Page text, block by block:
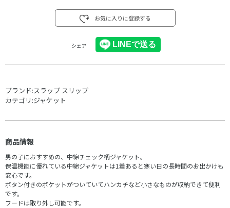
お気に入りに登録する
シェア
ブランド:スラップ スリップ
カテゴリ:ジャケット
商品情報
男の子におすすめの、中綿チェック柄ジャケット。
保温機能に優れている中綿ジャケットは1着あると寒い日の長時間のお出かけも
安心です。
ボタン付きのポケットがついていてハンカチなど小さなものが収納できて便利
です。
フードは取り外し可能です。